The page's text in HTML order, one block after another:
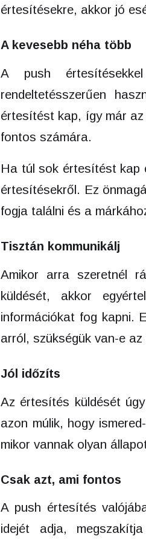
értesítésekre, akkor jó
A kevesebb néha több
A push
rendeltetésszerűen
értesítést kap, így már
fontos számára.
Ha túl sok értesítést kap
értesítésekről. Ez
fogja találni és a
Tisztán kommunikálj
Amikor arra szeretnél
küldését, akkor
információkat fog kapni.
arról, szükségük van-e
Jól időzíts
Az értesítés küldését
azon múlik, hogy
mikor vannak olyan
Csak azt, ami fontos
A push értesítés
idejét adja,